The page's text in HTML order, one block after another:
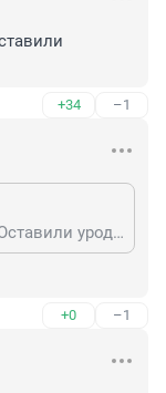
+34 –1
Тоже очень волнует этот вопрос. Оставили уродство после спила и тишина.
+0 –1